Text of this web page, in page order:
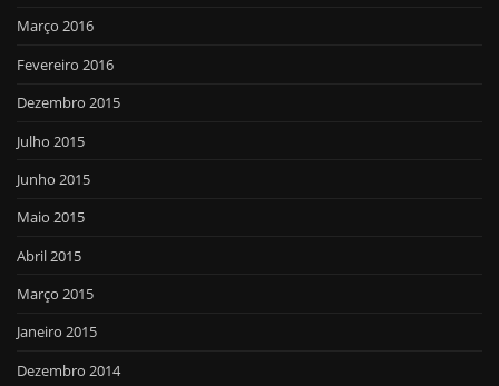
Março 2016
Fevereiro 2016
Dezembro 2015
Julho 2015
Junho 2015
Maio 2015
Abril 2015
Março 2015
Janeiro 2015
Dezembro 2014